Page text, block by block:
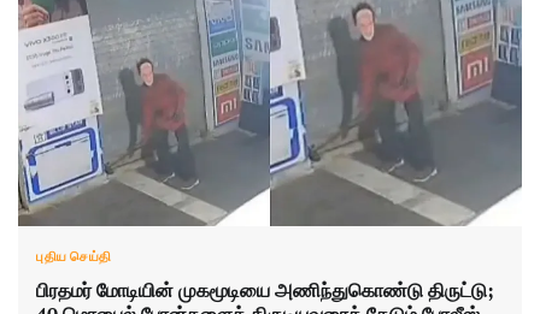
புதிய செய்தி
பிரதமர் மோடியின் முகமூடியை அணிந்துகொண்டு திருட்டு;